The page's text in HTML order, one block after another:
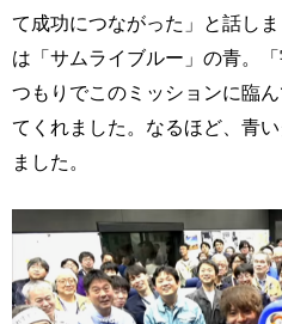
て成功につながった」と話し
は「サムライブルー」の青。
つもりでこのミッションに臨
てくれました。なるほど、青
ました。